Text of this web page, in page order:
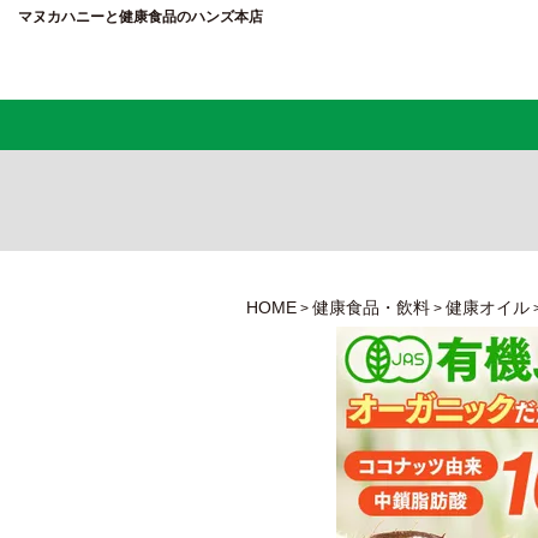
マヌカハニーと健康食品のハンズ本店
HOME 健康食品・飲料 健康オイル